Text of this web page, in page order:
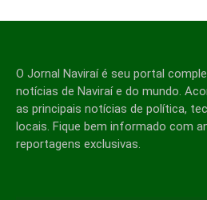
O Jornal Naviraí é seu portal
notícias de Naviraí e do mundo.
as principais notícias de política,
locais. Fique bem informado com
reportagens exclusivas.